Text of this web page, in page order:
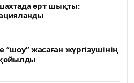
өрт шықты:
“шоу” жасаған жүргізушінің
қойылды